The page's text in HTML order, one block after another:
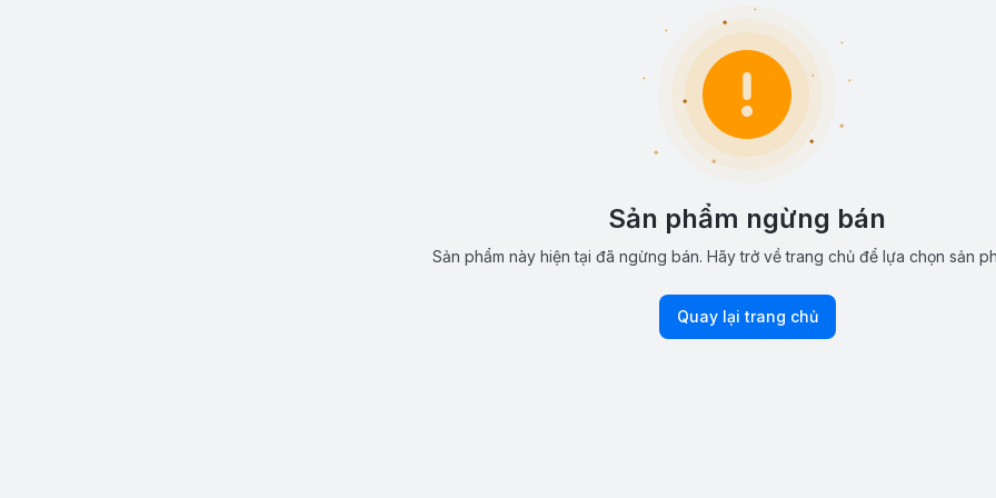
Sản phẩm ngừng bán
Sản phẩm này hiện tại đã ngừng bán. Hãy trở về trang chủ để lựa chọn sản
Quay lại trang chủ